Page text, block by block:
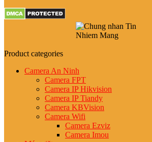
Product categories
Camera An Ninh
Camera FPT
Camera IP Hikvision
Camera IP Tiandy
Camera KBVision
Camera Wifi
Camera Ezviz
Camera Imou